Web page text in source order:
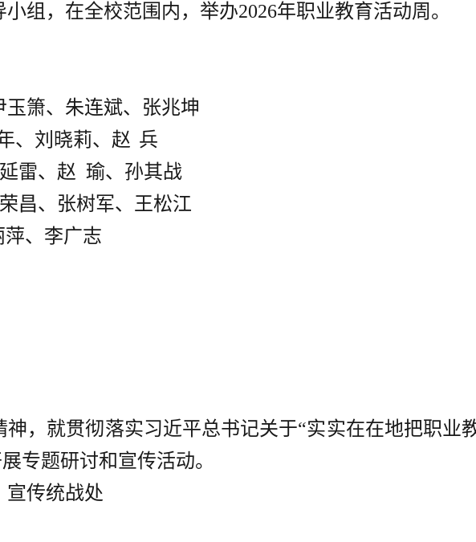
组，在全校范围内，举办2026年职业教育活动周。
箫、朱连斌、张兆坤
、刘晓莉、赵 兵
雷、赵 瑜、孙其战
昌、张树军、王松江
萍、李广志
神，就贯彻落实习近平总书记关于“实实在在地把职业
专题研讨和宣传活动。
宣传统战处